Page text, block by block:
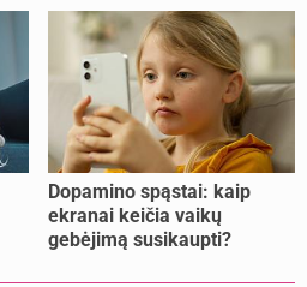
Dopamino spąstai: kaip
ekranai keičia vaikų
gebėjimą susikaupti?